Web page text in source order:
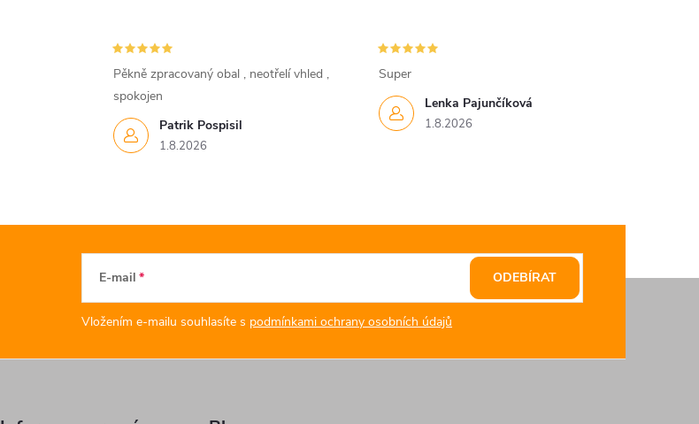
Patrik Pospisil
1.8.2026
Pěkně zpracovaný obal , neotřelí vhled ,
spokojen
Lenka Pajunčíková
1.8.2026
Super
E-mail
Vložením e-mailu souhlasíte s podmínkami ochrany osobních údajů
ODEBÍRAT